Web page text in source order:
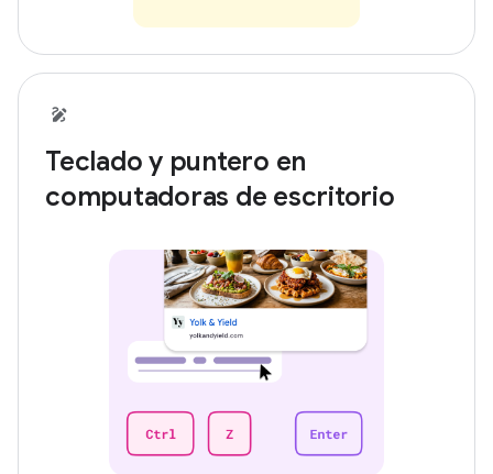
Teclado y puntero en
computadoras de escritorio